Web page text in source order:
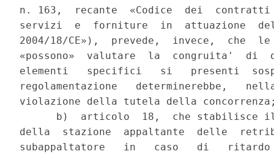
n. 163,  recante  «Codice  dei
servizi  e  forniture  in  attuazione
2004/18/CE»),  prevede,  invece,  che
«possono»  valutare  la  congruita'  di
elementi   specifici   si   presenti
regolamentazione   determinerebbe,
violazione della tutela della
b)  articolo  18,  che stabilisce
della  stazione  appaltante  delle
subappaltatore   in   caso   di   ritardo